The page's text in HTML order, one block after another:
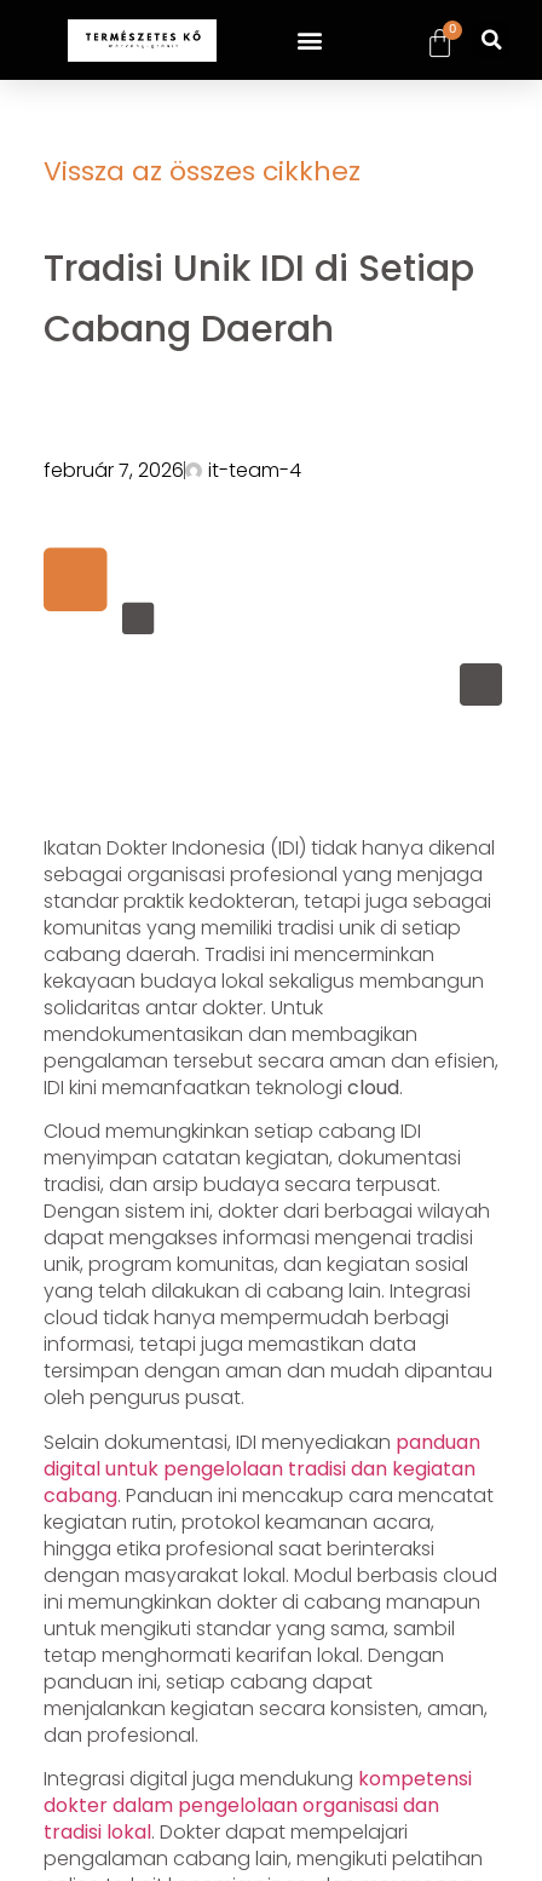
0
Vissza az összes cikkhez
Tradisi Unik IDI di Setiap
Cabang Daerah
február 7, 2026 it-team-4
Ikatan Dokter Indonesia (IDI) tidak hanya dikenal
sebagai organisasi profesional yang menjaga
standar praktik kedokteran, tetapi juga sebagai
komunitas yang memiliki tradisi unik di setiap
cabang daerah. Tradisi ini mencerminkan
kekayaan budaya lokal sekaligus membangun
solidaritas antar dokter. Untuk
mendokumentasikan dan membagikan
pengalaman tersebut secara aman dan efisien,
IDI kini memanfaatkan teknologi cloud.
Cloud memungkinkan setiap cabang IDI
menyimpan catatan kegiatan, dokumentasi
tradisi, dan arsip budaya secara terpusat.
Dengan sistem ini, dokter dari berbagai wilayah
dapat mengakses informasi mengenai tradisi
unik, program komunitas, dan kegiatan sosial
yang telah dilakukan di cabang lain. Integrasi
cloud tidak hanya mempermudah berbagi
informasi, tetapi juga memastikan data
tersimpan dengan aman dan mudah dipantau
oleh pengurus pusat.
Selain dokumentasi, IDI menyediakan panduan
digital untuk pengelolaan tradisi dan kegiatan
cabang. Panduan ini mencakup cara mencatat
kegiatan rutin, protokol keamanan acara,
hingga etika profesional saat berinteraksi
dengan masyarakat lokal. Modul berbasis cloud
ini memungkinkan dokter di cabang manapun
untuk mengikuti standar yang sama, sambil
tetap menghormati kearifan lokal. Dengan
panduan ini, setiap cabang dapat
menjalankan kegiatan secara konsisten, aman,
dan profesional.
Integrasi digital juga mendukung kompetensi
dokter dalam pengelolaan organisasi dan
tradisi lokal. Dokter dapat mempelajari
pengalaman cabang lain, mengikuti pelatihan